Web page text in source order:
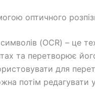
оптичного
(OCR) – це
та перетворює
для
потім редагувати